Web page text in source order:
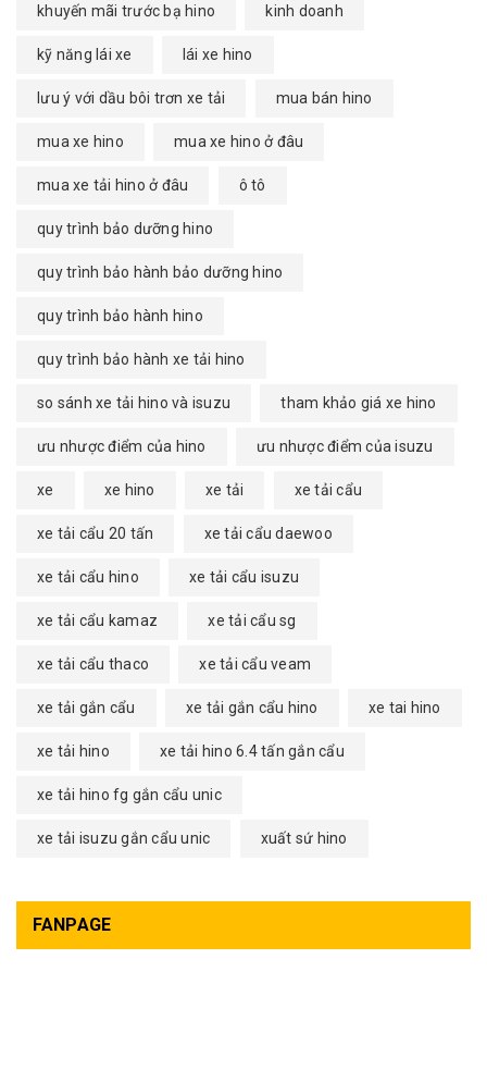
khuyến mãi trước bạ hino kinh doanh
kỹ năng lái xe lái xe hino
lưu ý với dầu bôi trơn xe tải mua bán hino
mua xe hino mua xe hino ở đâu
mua xe tải hino ở đâu ô tô
quy trình bảo dưỡng hino
quy trình bảo hành bảo dưỡng hino
quy trình bảo hành hino
quy trình bảo hành xe tải hino
so sánh xe tải hino và isuzu tham khảo giá xe hino
ưu nhược điểm của hino ưu nhược điểm của isuzu
xe xe hino xe tải xe tải cẩu
xe tải cẩu 20 tấn xe tải cẩu daewoo
xe tải cẩu hino xe tải cẩu isuzu
xe tải cẩu kamaz xe tải cẩu sg
xe tải cẩu thaco xe tải cẩu veam
xe tải gắn cẩu xe tải gắn cẩu hino xe tai hino
xe tải hino xe tải hino 6.4 tấn gắn cẩu
xe tải hino fg gắn cẩu unic
xe tải isuzu gắn cẩu unic xuất sứ hino
FANPAGE